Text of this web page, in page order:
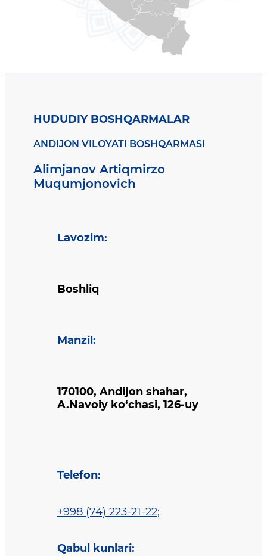
HUDUDIY BOSHQARMALAR
ANDIJON VILOYATI BOSHQARMASI
Alimjanov Artiqmirzo
Muqumjonovich
Lavozim:
Boshliq
Manzil :
170100, Andijon shahar,
A.Navoiy ko‘chasi, 126-uy
Telefon:
+998 (74) 223-21-22;
Qabul kunlari: